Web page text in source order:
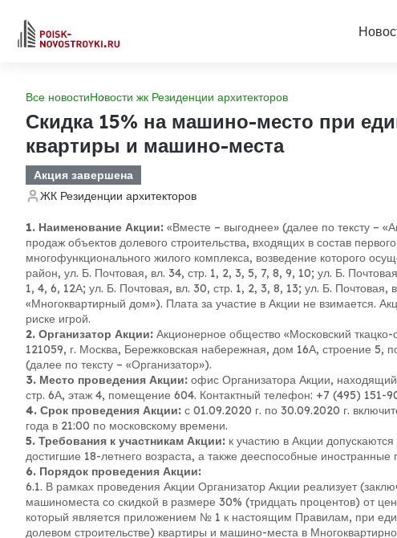
Все новостиНовости жк Резиденции архитекторов
Скидка 15% на машино-место при
квартиры и машино-места
Акция завершена
ЖК Резиденции архитекторов
1. Наименование Акции: «Вместе – выгоднее» (далее по тексту –
продаж объектов долевого строительства, входящих в состав
многофункционального жилого комплекса, возведение которого
район, ул. Б. Почтовая, вл. 34, стр. 1, 2, 3, 5, 7, 8, 9, 10; ул. Б.
1, 4, 6, 12А; ул. Б. Почтовая, вл. 30, стр. 1, 2, 3, 8, 13; ул. Б. Почтовая,
«Многоквартирный дом»). Плата за участие в Акции не взимается.
риске игрой.
2. Организатор Акции: Акционерное общество «Московский
121059, г. Москва, Бережковская набережная, дом 16А, строение
(далее по тексту – «Организатор»).
3. Место проведения Акции: офис Организатора Акции,
стр. 6А, этаж 4, помещение 604. Контактный телефон: +7 (495) 151-
4. Срок проведения Акции: с 01.09.2020 г. по 30.09.2020 г.
года в 21:00 по московскому времени.
5. Требования к участникам Акции: к участию в Акции
достигшие 18-летнего возраста, а также дееспособные
6. Порядок проведения Акции:
6.1. В рамках проведения Акции Организатор Акции реализует
машиноместа со скидкой в размере 30% (тридцать процентов) от
который является приложением № 1 к настоящим Правилам, при
долевом строительстве) квартиры и машино-места в